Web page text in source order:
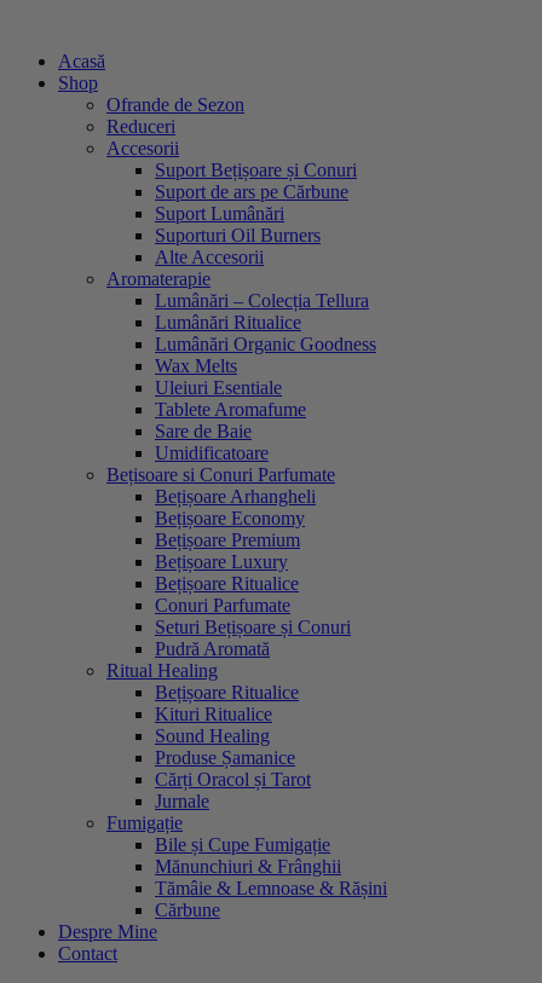
conținutAcasă
Shop
Ofrande de Sezon
Reduceri
Accesorii
Suport Bețișoare și Conuri
Suport de ars pe Cărbune
Suport Lumânări
Suporturi Oil Burners
Alte Accesorii
Aromaterapie
Lumânări – Colecția Tellura
Lumânări Ritualice
Lumânări Organic Goodness
Wax Melts
Uleiuri Esentiale
Tablete Aromafume
Sare de Baie
Umidificatoare
Bețisoare si Conuri Parfumate
Bețișoare Arhangheli
Bețișoare Economy
Bețișoare Premium
Bețișoare Luxury
Bețișoare Ritualice
Conuri Parfumate
Seturi Bețișoare și Conuri
Pudră Aromată
Ritual Healing
Bețișoare Ritualice
Kituri Ritualice
Sound Healing
Produse Șamanice
Cărți Oracol și Tarot
Jurnale
Fumigație
Bile și Cupe Fumigație
Mănunchiuri & Frânghii
Tămâie & Lemnoase & Rășini
Cărbune
Despre Mine
Contact